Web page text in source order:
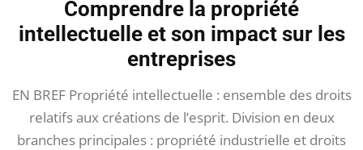
Comprendre la propriété
intellectuelle et son impact sur les
entreprises
EN BREF Propriété intellectuelle : ensemble des droits
relatifs aux créations de l’esprit. Division en deux
branches principales : propriété industrielle et droits